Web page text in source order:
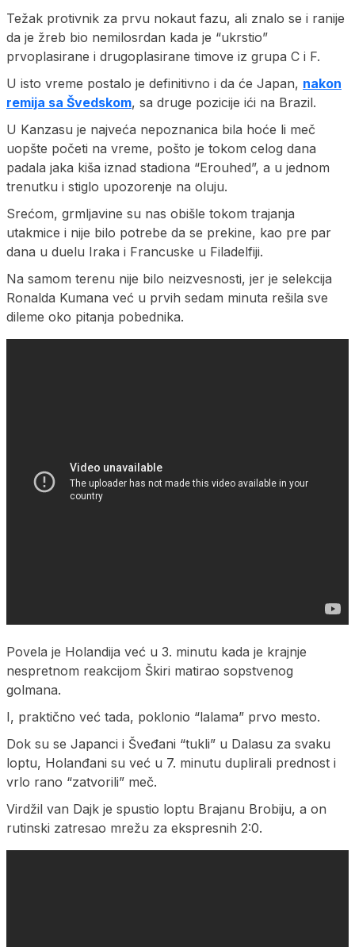
Težak protivnik za prvu nokaut fazu, ali znalo se i ranije
da je žreb bio nemilosrdan kada je “ukrstio”
prvoplasirane i drugoplasirane timove iz grupa C i F.
U isto vreme postalo je definitivno i da će Japan, nakon
remija sa Švedskom, sa druge pozicije ići na Brazil.
U Kanzasu je najveća nepoznanica bila hoće li meč
uopšte početi na vreme, pošto je tokom celog dana
padala jaka kiša iznad stadiona “Erouhed”, a u jednom
trenutku i stiglo upozorenje na oluju.
Srećom, grmljavine su nas obišle tokom trajanja
utakmice i nije bilo potrebe da se prekine, kao pre par
dana u duelu Iraka i Francuske u Filadelfiji.
Na samom terenu nije bilo neizvesnosti, jer je selekcija
Ronalda Kumana već u prvih sedam minuta rešila sve
dileme oko pitanja pobednika.
Povela je Holandija već u 3. minutu kada je krajnje
nespretnom reakcijom Škiri matirao sopstvenog
golmana.
I, praktično već tada, poklonio “lalama” prvo mesto.
Dok su se Japanci i Šveđani “tukli” u Dalasu za svaku
loptu, Holanđani su već u 7. minutu duplirali prednost i
vrlo rano “zatvorili” meč.
Virdžil van Dajk je spustio loptu Brajanu Brobiju, a on
rutinski zatresao mrežu za ekspresnih 2:0.